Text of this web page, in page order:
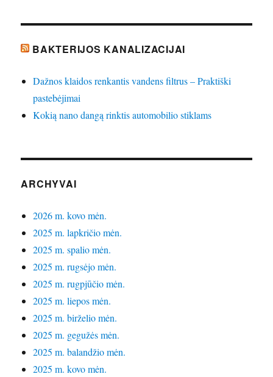
BAKTERIJOS KANALIZACIJAI
Dažnos klaidos renkantis vandens filtrus – Praktiški
pastebėjimai
Kokią nano dangą rinktis automobilio stiklams
ARCHYVAI
2026 m. kovo mėn.
2025 m. lapkričio mėn.
2025 m. spalio mėn.
2025 m. rugsėjo mėn.
2025 m. rugpjūčio mėn.
2025 m. liepos mėn.
2025 m. birželio mėn.
2025 m. gegužės mėn.
2025 m. balandžio mėn.
2025 m. kovo mėn.